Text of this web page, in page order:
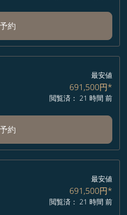
約
最安値
691,500円*
閲覧済： 21 時間 前
約
最安値
691,500円*
閲覧済： 21 時間 前